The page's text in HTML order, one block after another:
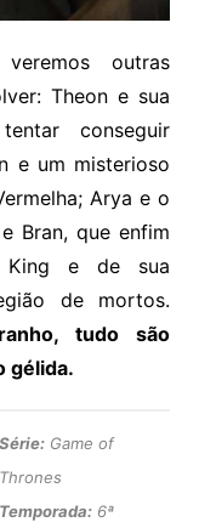
outras
Theon e sua
conseguir
e um misterioso
Arya e o
Bran, que enfim
King e de sua
de mortos.
tudo são
gélida.
Série:Game of
Thrones
Temporada:6ª